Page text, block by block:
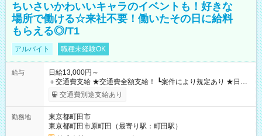
ちいさいかわいいキャラのイベントも！好きな
場所で働ける☆来社不要！働いたその日に給料
もらえる◎/T1
アルバイト 職種未経験OK
給与
日給13,000円～
＋交通費支給 ★交通費全額支給！ ┗案件により規定あり ★日払
いOK！（規定あり） ┗働いたその日に現金GET♪ お仕事後はコ
ンビニATMから 日払い分を引き落とせます！ 【試用期間】試
交通費別途支給あり
勤務地
東京都町田市
東京都町田市原町田（最寄り駅：町田駅）